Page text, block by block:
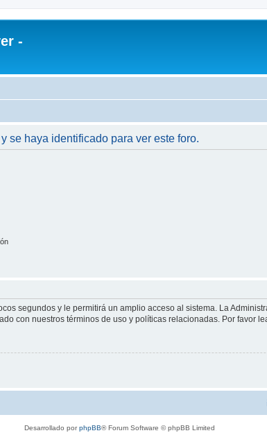
-
se haya identificado para ver este foro.
segundos y le permitirá un amplio acceso al sistema. La
con nuestros términos de uso y políticas relacionadas. Por favor
Desarrollado porphpBB® Forum Software © phpBB Limited